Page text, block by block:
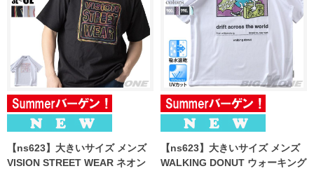
【ns623】大きいサイズ メンズ
VISION STREET WEAR ネオン
【ns623】大きいサイズ メンズ
WALKING DONUT ウォーキング